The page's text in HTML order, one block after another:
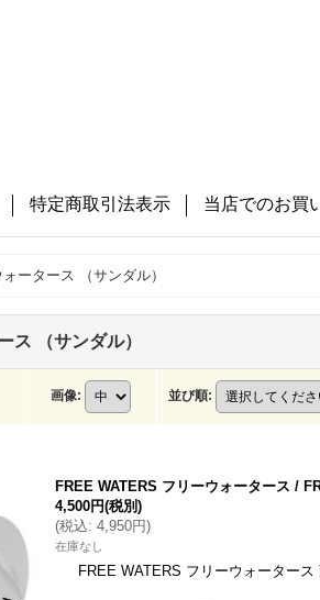
特定商取引法表示 当店でのお買
ータース （サンダル）
ス （サンダル）
画像: 並び順:
FREE WATERS フリーウォータース /
4,500円(税別)
(税込: 4,950円)
在庫なし
FREE WATERS フリーウォーター